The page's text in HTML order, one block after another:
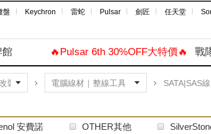
盤 Keychron 雷蛇 Pulsar 劍匠 任天堂
館 🔥Pulsar 6th 30%OFF大特價🔥 戰
SATA|SAS線
安費諾 OTHER其他